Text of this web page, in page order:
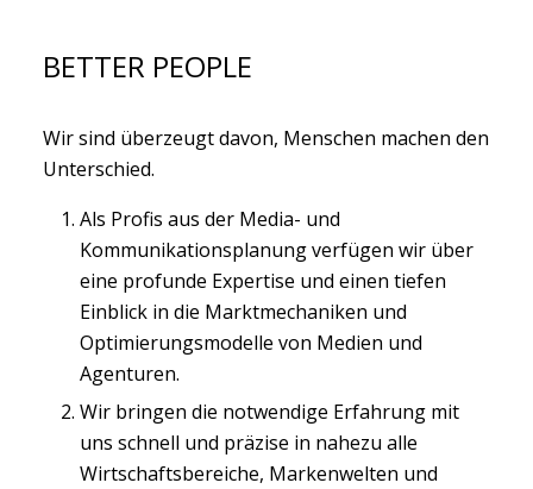
BETTER PEOPLE
Wir sind überzeugt davon, Menschen machen den
Unterschied.
Als Profis aus der Media- und
Kommunikationsplanung verfügen wir über
eine profunde Expertise und einen tiefen
Einblick in die Marktmechaniken und
Optimierungsmodelle von Medien und
Agenturen.
Wir bringen die notwendige Erfahrung mit
uns schnell und präzise in nahezu alle
Wirtschaftsbereiche, Markenwelten und